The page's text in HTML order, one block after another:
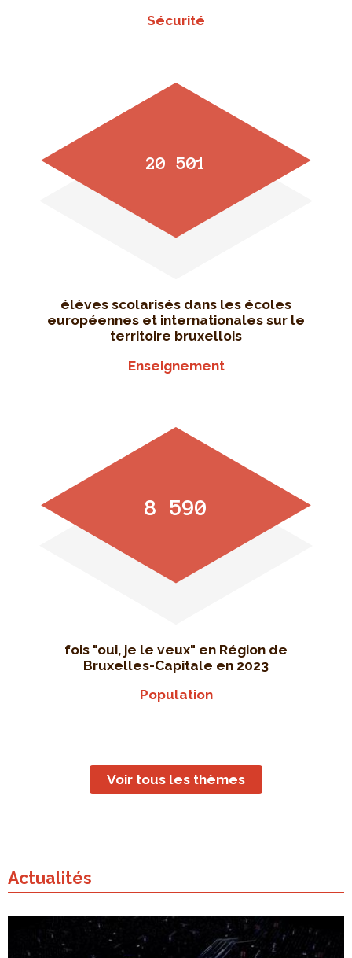
Sécurité
20 501
élèves scolarisés dans les écoles
européennes et internationales sur le
territoire bruxellois
Enseignement
8 590
fois "oui, je le veux" en Région de
Bruxelles-Capitale en 2023
Population
Voir tous les thèmes
Actualités